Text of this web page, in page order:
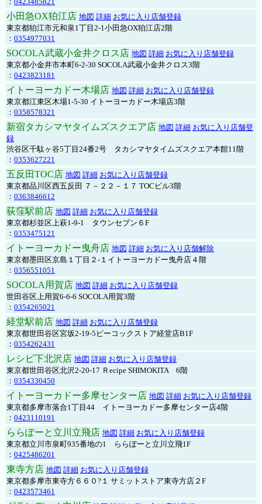
小田急OX狛江店 地図 詳細 お気に入り店舗登録
東京都狛江市元和泉1丁目2-1小田急OX狛江店2階
： 0354977031
SOCOLA武蔵小金井クロス店 地図 詳細 お気に入り店舗登録
東京都小金井市本町6-2-30 SOCOLA武蔵小金井クロス3階
： 0423823181
イトーヨーカドー木場店 地図 詳細 お気に入り店舗登録
東京都江東区木場1-5-30 イトーヨーカドー木場店3階
： 0358578321
新宿タカシマヤタイムズスクエア店 地図 詳細 お気に入り店舗登
録
渋谷区千駄ヶ谷5丁目24番2号 タカシマヤタイムズスクエア本館11階
： 0353627221
五反田TOC店 地図 詳細 お気に入り店舗登録
東京都品川区西五反田 ７－２２－１７ TOCビル3階
： 0363846612
荻窪駅前店 地図 詳細 お気に入り店舗登録
東京都杉並区上萩1-9-1 タウンセブン６F
： 0353475121
イトーヨーカドー曳舟店 地図 詳細 お気に入り店舗解除
東京都墨田区京島１丁目２-１イトーヨーカドー曳舟店４階
： 0356551051
SOCOLA用賀店 地図 詳細 お気に入り店舗登録
世田谷区上用賀6-6-6 SOCOLA用賀3階
： 0354265021
経堂駅前店 地図 詳細 お気に入り店舗登録
東京都世田谷区宮坂2-19-5ピーコックストア経堂店B1F
： 0354262431
レシピ下北沢店 地図 詳細 お気に入り店舗登録
東京都世田谷区北沢2-20-17 Ｒecipe SHIMOKITA 6階
： 0354330450
イトーヨーカドー多摩センター店 地図 詳細 お気に入り店舗登録
東京都多摩市落合1丁目44 イトーヨーカドー多摩センター店4階
： 0423110191
ららぽーと立川立飛店 地図 詳細 お気に入り店舗登録
東京都立川市泉町935番地の1 ららぽーと立川立飛1F
： 0425486201
東寺方店 地図 詳細 お気に入り店舗登録
東京都多摩市東寺方６６０?１ サミットストア東寺方店２F
： 0423573461